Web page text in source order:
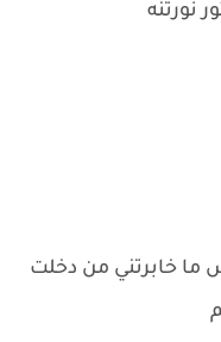
نورتنه
خابرتني من دخلت